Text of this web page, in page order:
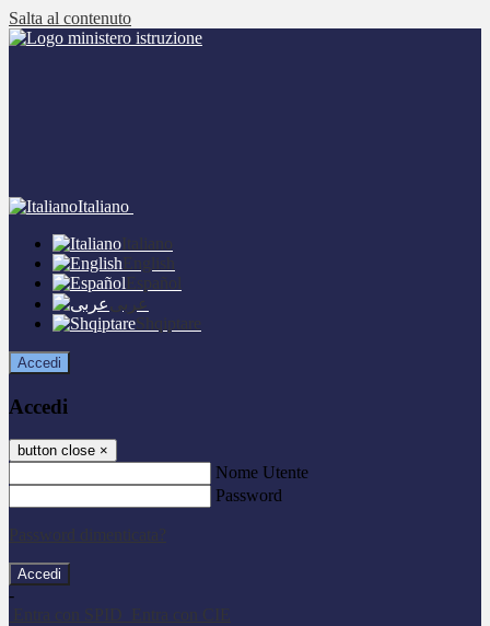
Salta al contenuto
Italiano
Italiano
English
Español
عربى
Shqiptare
Accedi
Accedi
button close ×
Nome Utente
Password
Password dimenticata?
-
Entra con SPID
Entra con CIE